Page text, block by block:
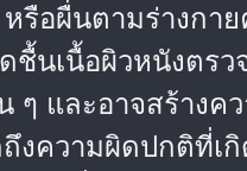
หรือผื่นตามร่าง
ชื้นเนื้อผิวหนังต
และอาจสร้างค
งความผิดปกติที่เ